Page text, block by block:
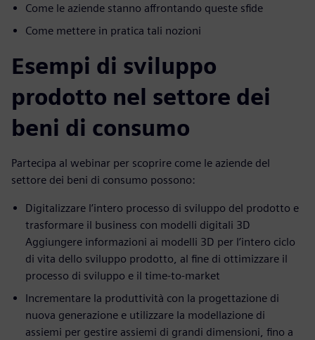
Come le aziende stanno affrontando queste sfide
Come mettere in pratica tali nozioni
Esempi di sviluppo
prodotto nel settore dei
beni di consumo
Partecipa al webinar per scoprire come le aziende del
settore dei beni di consumo possono:
Digitalizzare l’intero processo di sviluppo del prodotto e
trasformare il business con modelli digitali 3D
Aggiungere informazioni ai modelli 3D per l’intero ciclo
di vita dello sviluppo prodotto, al fine di ottimizzare il
processo di sviluppo e il time-to-market
Incrementare la produttività con la progettazione di
nuova generazione e utilizzare la modellazione di
assiemi per gestire assiemi di grandi dimensioni, fino a